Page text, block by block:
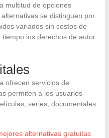
multitud de opciones
se distinguen por
variados sin costos de
los derechos de autor
ofrecen servicios de
permiten a los usuarios
series, documentales
alternativas gratuitas